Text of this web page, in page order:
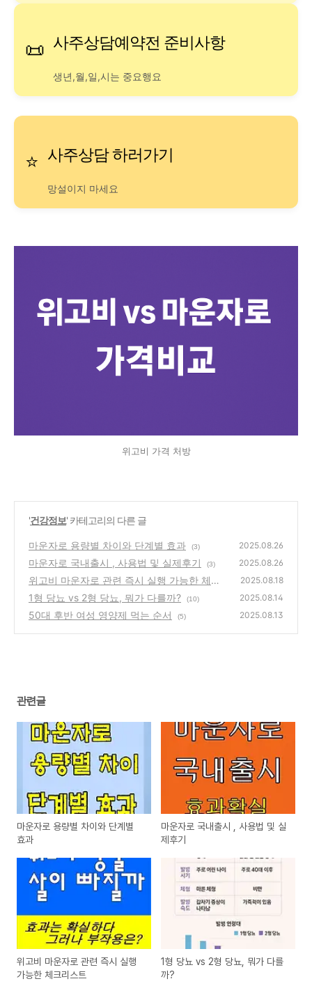
📜 사주상담예약전 준비사항
생년,월,일,시는 중요행요
⭐ 사주상담 하러가기
망설이지 마세요
위고비 가격 처방
'건강정보' 카테고리의 다른 글
마운자로 용량별 차이와 단계별 효과 (3) 2025.08.26
마운자로 국내출시 , 사용법 및 실제후기 (3) 2025.08.26
위고비 마운자로 관련 즉시 실행 가능한 체크
리스트
(2)
2025.08.18
1형 당뇨 vs 2형 당뇨, 뭐가 다를까? (10) 2025.08.14
50대 후반 여성 영양제 먹는 순서 (5) 2025.08.13
관련글
마운자로 용량별 차이와 단계별
효과
마운자로 국내출시 , 사용법 및 실
제후기
위고비 마운자로 관련 즉시 실행
가능한 체크리스트
1형 당뇨 vs 2형 당뇨, 뭐가 다를
까?